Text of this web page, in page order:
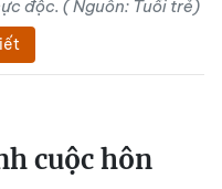
độc. ( Nguồn: Tuổi trẻ)
cuộc hôn